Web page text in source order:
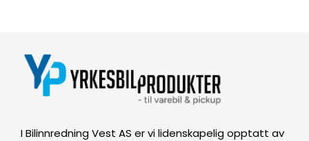
I Bilinnredning Vest AS er vi lidenskapelig opptatt av